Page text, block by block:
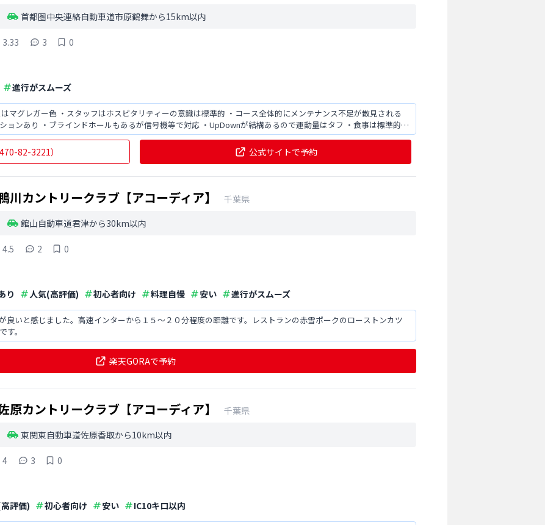
首都圏中央連絡自動車道市原鶴舞から15km以内
3.33 3 0
進行がスムーズ
マグレガー色 ・スタッフはホスピタリティーの意識は標準的 ・コース全体的にメンテナンス不足が散見される
ョンあり ・ブラインドホールもあるが信号機等で対応 ・UpDownが結構あるので運動量はタフ ・食事は標準的な
連絡
82-3221） 公式サイトで予約
川カントリークラブ【アコーディア】
千葉県
館山自動車道君津から30km以内
4.5 2 0
り 人気(高評価) 初心者向け 料理自慢 安い 進行がスムーズ
良いと感じました。高速インターから１５〜２０分程度の距離です。レストランの赤雪ポークのローストンカツ
。
楽天GORAで予約
原カントリークラブ【アコーディア】
千葉県
東関東自動車道佐原香取から10km以内
4 3 0
評価) 初心者向け 安い IC10キロ以内